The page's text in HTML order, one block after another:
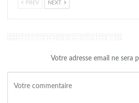
PREV NEXT
LAISSER UN COMMENTAIRE
Votre adresse email ne sera